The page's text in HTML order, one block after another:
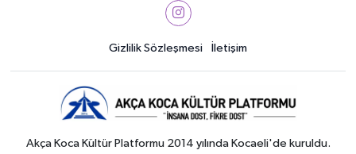
Gizlilik Sözleşmesi İletişim
Akça Koca Kültür Platformu 2014 yılında Kocaeli'de kuruldu.